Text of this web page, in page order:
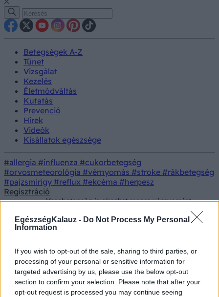
EgészségKalauz - Do Not Process My Personal
Information
If you wish to opt-out of the sale, sharing to third parties, or
processing of your personal or sensitive information for
targeted advertising by us, please use the below opt-out
section to confirm your selection. Please note that after your
opt-out request is processed you may continue seeing
Betegségek A-Z
Tünet
Vizsgálat
Kezelés
Életmódváltás
Kutatás
Prevenció
Hírek
Videók
Kisállatok egészsége
#allergia #influenza #cukorbetegség
#orvosmeteorológia #vérnyomás #stroke #rákbetegség
#pajzsmirigy #reflux #ekcéma #herpesz
Regisztráció
Vesebetegség is okozhat magas vérnyomást -
Vesebetegség is okozhat magas vérnyomást - ebből
Vesebetegség is okozhat magas
vérnyomást - ebből jöhet rá a
kiváltó okra